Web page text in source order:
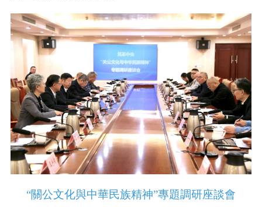
“關公文化與中華民族精神”專題調研座談會